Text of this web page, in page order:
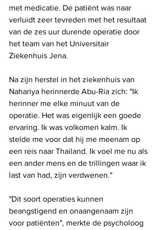
met medicatie. De patiënt was naar
verluidt zeer tevreden met het resultaat
van de zes uur durende operatie door
het team van het Universitair
Ziekenhuis Jena.
Na zijn herstel in het ziekenhuis van
Nahariya herinnerde Abu-Ria zich: "Ik
herinner me elke minuut van de
operatie. Het was eigenlijk een goede
ervaring. Ik was volkomen kalm. Ik
stelde me voor dat hij me meenam op
een reis naar Thailand. Ik voel me nu als
een ander mens en de trillingen waar ik
last van had, zijn verdwenen."
"Dit soort operaties kunnen
beangstigend en onaangenaam zijn
voor patiënten", merkte de psycholoog